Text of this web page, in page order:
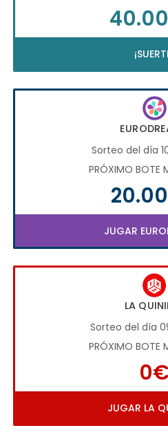
Sorteo del día
PRÓXIMO BOTE
JUGAR
LA
Sorteo del día
PRÓXIMO BOTE
JUGAR LA